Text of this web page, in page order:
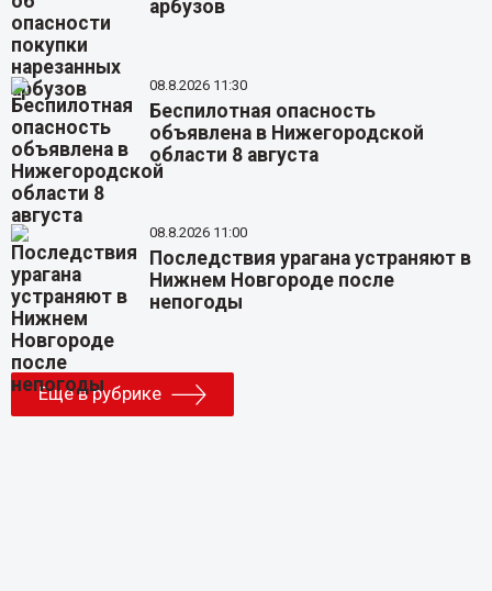
арбузов
08.8.2026 11:30
Беспилотная опасность
объявлена в Нижегородской
области 8 августа
08.8.2026 11:00
Последствия урагана устраняют в
Нижнем Новгороде после
непогоды
Еще в рубрике